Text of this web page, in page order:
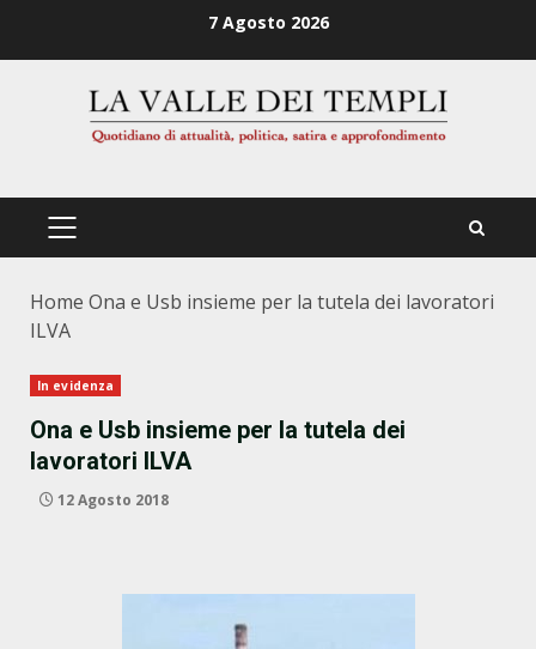
7 Agosto 2026
PRIMÄRES
Home Ona e Usb insieme per la tutela dei lavoratori
ILVA
In evidenza
Ona e Usb insieme per la tutela dei
lavoratori ILVA
12 Agosto 2018